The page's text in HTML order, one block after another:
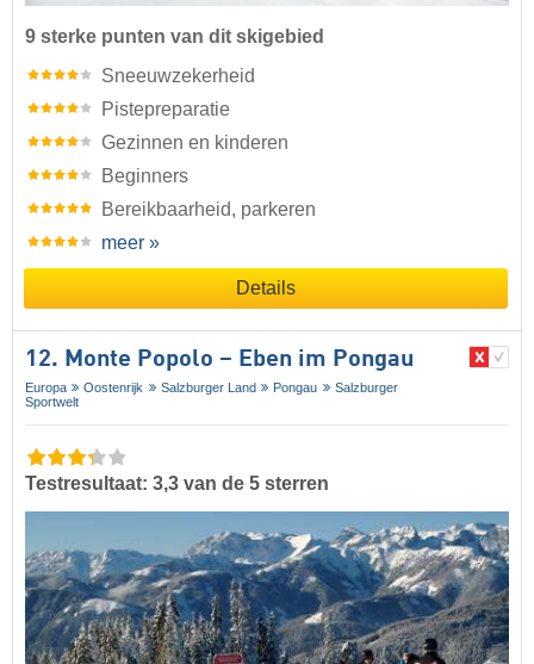
9 sterke punten van dit skigebied
Sneeuwzekerheid
Pistepreparatie
Gezinnen en kinderen
Beginners
Bereikbaarheid, parkeren
meer »
Details
12. Monte Popolo – Eben im Pongau
Europa Oostenrijk Salzburger Land Pongau
Salzburger
Sportwelt
Testresultaat: 3,3 van de 5 sterren